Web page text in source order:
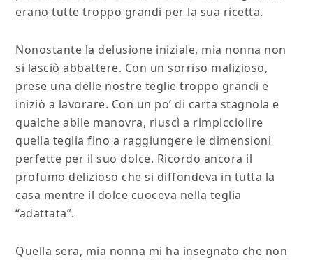
erano tutte troppo grandi per la sua ricetta.
Nonostante la delusione iniziale, mia nonna non
si lasciò abbattere. Con un sorriso malizioso,
prese una delle nostre teglie troppo grandi e
iniziò a lavorare. Con un po’ di carta stagnola e
qualche abile manovra, riuscì a rimpicciolire
quella teglia fino a raggiungere le dimensioni
perfette per il suo dolce. Ricordo ancora il
profumo delizioso che si diffondeva in tutta la
casa mentre il dolce cuoceva nella teglia
“adattata”.
Quella sera, mia nonna mi ha insegnato che non